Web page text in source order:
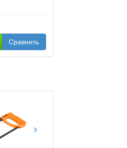
Сравнить
›